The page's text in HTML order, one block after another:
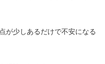
が少しあるだけで不安になる